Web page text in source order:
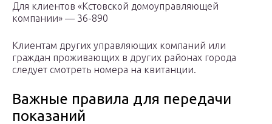
Для клиентов «Кстовской домоуправляющей
компании» — 36-890
Клиентам других управляющих компаний или
граждан проживающих в других районах города
следует смотреть номера на квитанции.
Важные правила для передачи
показаний